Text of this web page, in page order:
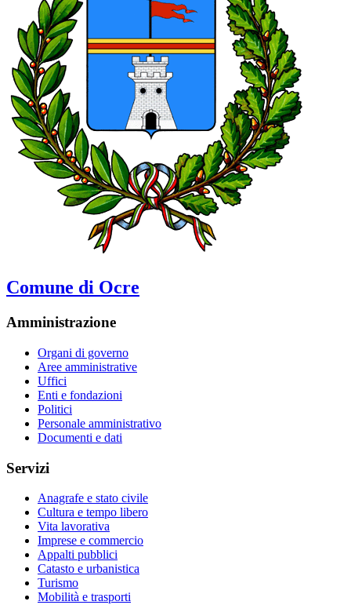
Comune di Ocre
Amministrazione
Organi di governo
Aree amministrative
Uffici
Enti e fondazioni
Politici
Personale amministrativo
Documenti e dati
Servizi
Anagrafe e stato civile
Cultura e tempo libero
Vita lavorativa
Imprese e commercio
Appalti pubblici
Catasto e urbanistica
Turismo
Mobilità e trasporti